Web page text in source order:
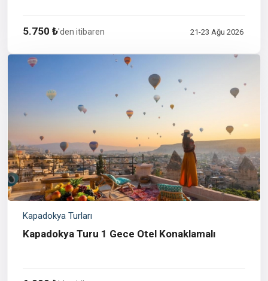
5.750 ₺'den itibaren 21-23 Ağu 2026
Kapadokya Turları
Kapadokya Turu 1 Gece Otel Konaklamalı